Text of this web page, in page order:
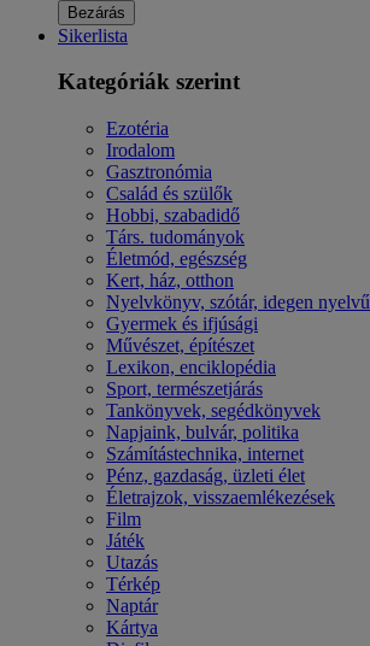
Bezárás
Sikerlista
Kategóriák szerint
Ezotéria
Irodalom
Gasztronómia
Család és szülők
Hobbi, szabadidő
Társ. tudományok
Életmód, egészség
Kert, ház, otthon
Nyelvkönyv, szótár, idegen nyelvű
Gyermek és ifjúsági
Művészet, építészet
Lexikon, enciklopédia
Sport, természetjárás
Tankönyvek, segédkönyvek
Napjaink, bulvár, politika
Számítástechnika, internet
Pénz, gazdaság, üzleti élet
Életrajzok, visszaemlékezések
Film
Játék
Utazás
Térkép
Naptár
Kártya